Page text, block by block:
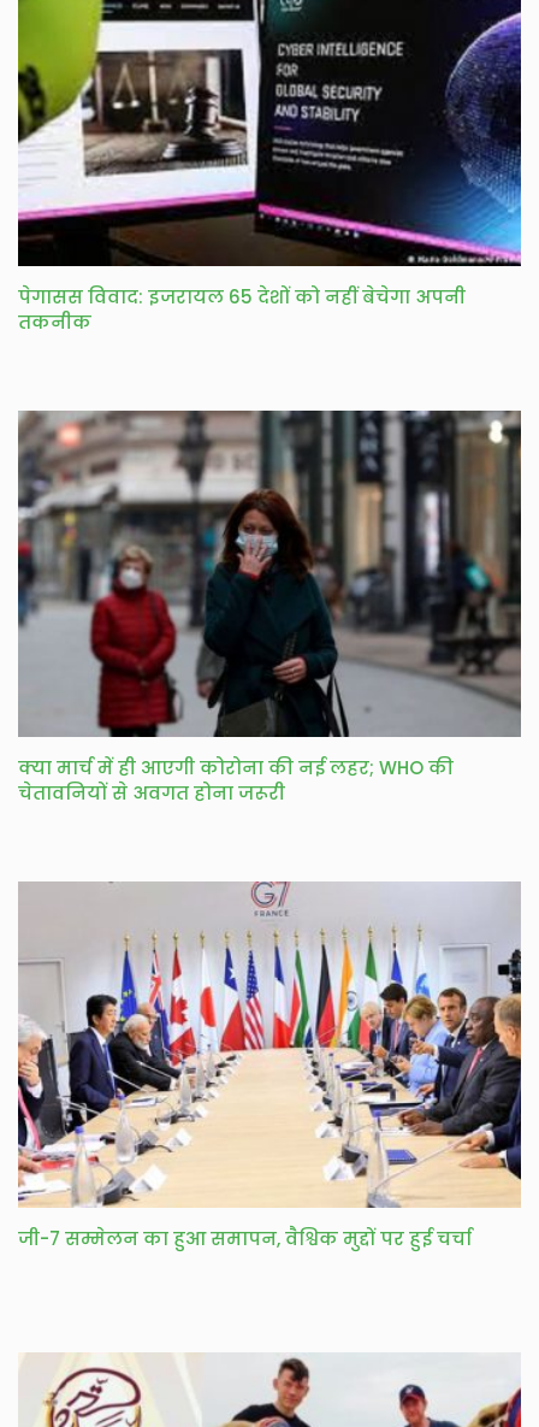
पेगासस विवाद: इजरायल 65 देशों को नहीं बेचेगा अपनी
तकनीक
क्या मार्च में ही आएगी कोरोना की नई लहर; WHO की
चेतावनियों से अवगत होना जरूरी
जी-7 सम्मेलन का हुआ समापन, वैश्विक मुद्दों पर हुई चर्चा